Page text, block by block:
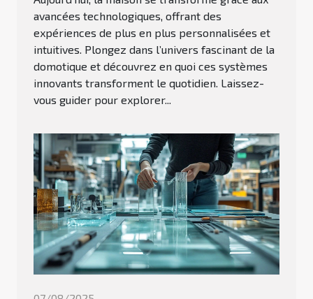
avancées technologiques, offrant des
expériences de plus en plus personnalisées et
intuitives. Plongez dans l’univers fascinant de la
domotique et découvrez en quoi ces systèmes
innovants transforment le quotidien. Laissez-
vous guider pour explorer...